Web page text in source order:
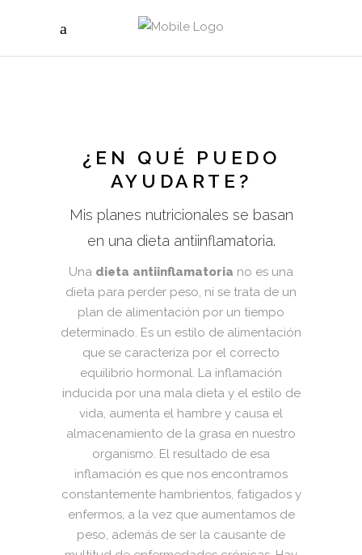
¿EN QUÉ PUEDO
AYUDARTE?
Mis planes nutricionales se basan
en una dieta antiinflamatoria.
Una dieta antiinflamatoria no es una
dieta para perder peso, ni se trata de un
plan de alimentación por un tiempo
determinado. Es un estilo de alimentación
que se caracteriza por el correcto
equilibrio hormonal. La inflamación
inducida por una mala dieta y el estilo de
vida, aumenta el hambre y causa el
almacenamiento de la grasa en nuestro
organismo. El resultado de esa
inflamación es que nos encontramos
constantemente hambrientos, fatigados y
enfermos, a la vez que aumentamos de
peso, además de ser la causante de